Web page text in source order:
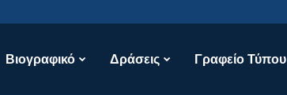
Βιογραφικό Δράσεις Γραφείο Τύπου